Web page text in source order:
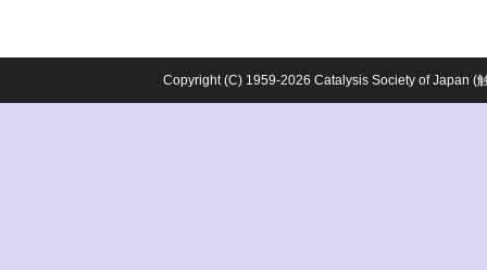
Copyright (C) 1959-2026 Catalysis Society of Japan (